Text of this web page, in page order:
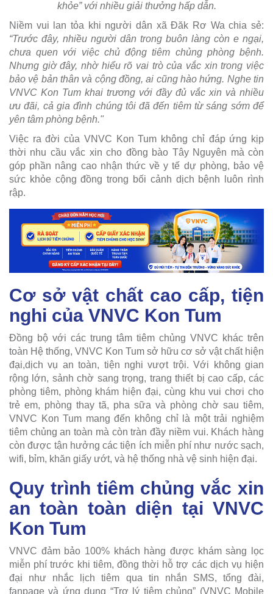
khỏe” với nhiều giải thưởng hấp dẫn.
Niềm vui lan tỏa khi người dân xã Đăk Rơ Wa chia sẻ:
“Trước đây, nhiều người dân trong buôn làng còn e ngại,
chưa quen với việc chủ động tiêm chủng phòng bệnh.
Nhưng giờ đây, nhờ hiểu rõ vai trò của vắc xin trong việc
bảo vệ bản thân và cộng đồng, ai cũng hào hứng. Nghe tin
VNVC Kon Tum khai trương với đầy đủ vắc xin và nhiều
ưu đãi, cả gia đình chúng tôi đã đến tiêm từ sáng sớm để
yên tâm phòng bệnh."
Việc ra đời của VNVC Kon Tum không chỉ đáp ứng kịp
thời nhu cầu vắc xin cho đồng bào Tây Nguyên mà còn
góp phần nâng cao nhận thức về y tế dự phòng, bảo vệ
sức khỏe cộng đồng trong bối cảnh dịch bệnh luôn rình
rập.
Cơ sở vật chất cao cấp, tiện
nghi của VNVC Kon Tum
Đồng bộ với các trung tâm tiêm chủng VNVC khác trên
toàn Hệ thống, VNVC Kon Tum sở hữu cơ sở vật chất hiện
đại,dịch vụ an toàn, tiện nghi vượt trội. Với không gian
rộng lớn, sảnh chờ sang trọng, trang thiết bị cao cấp, các
phòng tiêm, phòng khám hiện đại, cùng khu vui chơi cho
trẻ em, phòng thay tã, pha sữa và phòng chờ sau tiêm,
VNVC Kon Tum mang đến không chỉ là một trải nghiệm
tiêm chủng an toàn mà còn tràn đầy niềm vui. Khách hàng
còn được tận hưởng các tiện ích miễn phí như nước sạch,
wifi, bỉm, khăn giấy ướt, và hệ thống nhà vệ sinh hiện đại.
Quy trình tiêm chủng vắc xin
an toàn toàn diện tại VNVC
Kon Tum
VNVC đảm bảo 100% khách hàng được khám sàng lọc
miễn phí trước khi tiêm, đồng thời hỗ trợ các dịch vụ hiện
đại như nhắc lịch tiêm qua tin nhắn SMS, tổng đài,
fanpage và ứng dụng “Trợ lý tiêm chủng” (VNVC Mobile